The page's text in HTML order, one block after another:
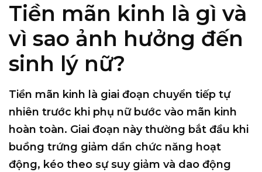
Tiền mãn kinh là gì và
vì sao ảnh hưởng đến
sinh lý nữ?
Tiền mãn kinh là giai đoạn chuyển tiếp tự
nhiên trước khi phụ nữ bước vào mãn kinh
hoàn toàn. Giai đoạn này thường bắt đầu khi
buồng trứng giảm dần chức năng hoạt
động, kéo theo sự suy giảm và dao động